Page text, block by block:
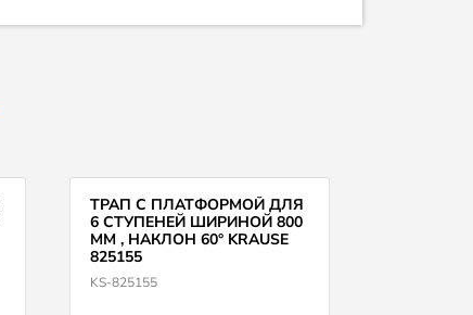
ТРАП С ПЛАТФОРМОЙ ДЛЯ
6 СТУПЕНЕЙ ШИРИНОЙ 800
ММ , НАКЛОН 60° KRAUSE
825155
KS-825155